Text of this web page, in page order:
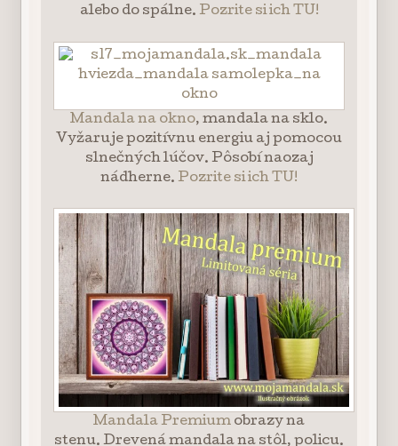
alebo do spálne. Pozrite si ich TU!
Mandala na okno, mandala na sklo.
Vyžaruje pozitívnu energiu aj pomocou
slnečných lúčov. Pôsobí naozaj
nádherne. Pozrite si ich TU!
Mandala Premium obrazy na
stenu. Drevená mandala na stôl, policu.